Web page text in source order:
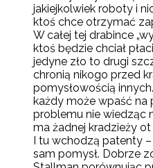
jakiejkolwiek roboty i
ktoś chce otrzymać
W całej tej drabince
ktoś będzie chciał
jedyne zło to drugi
chronią nikogo przed
pomysłowością
każdy może wpaść na
problemu nie wiedząc
ma żadnej kradzieży
I tu wchodzą patenty
sam pomysł. Dobrze